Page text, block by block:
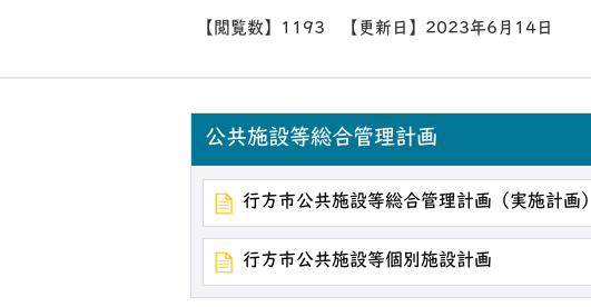
【閲覧数】 1193 【更新日】 2023年6月14日
公共施設等総合管理計画
行方市公共施設等総合管理計画（実施計画）
行方市公共施設等個別施設計画